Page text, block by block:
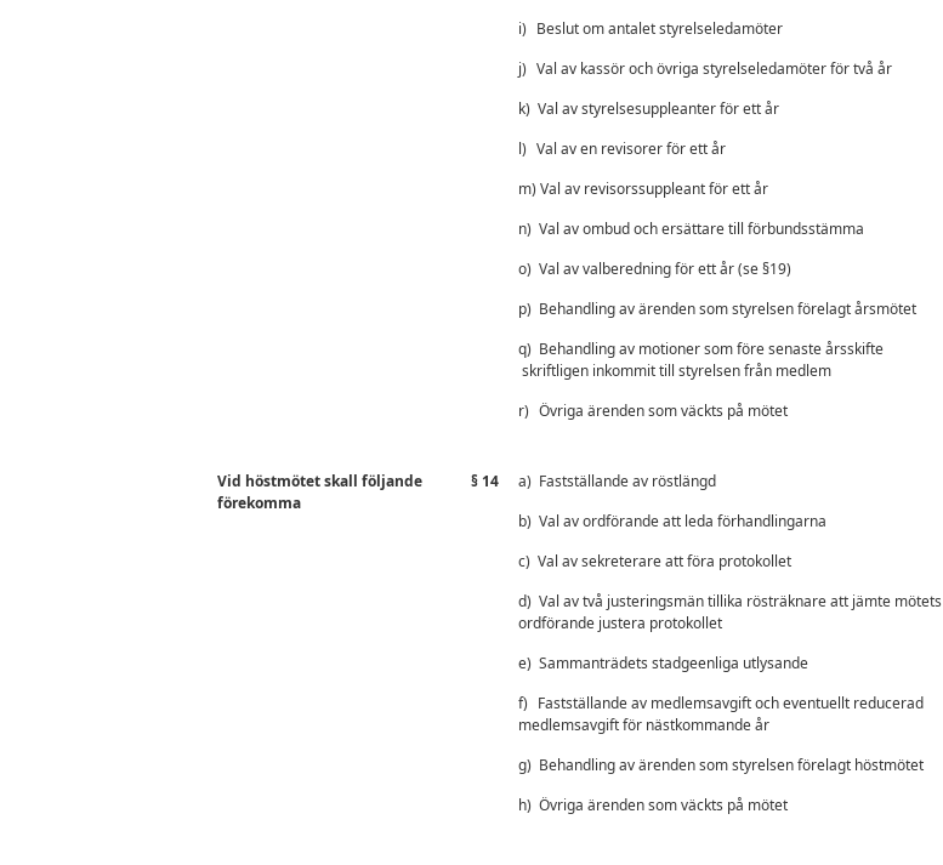
i) Beslut om antalet styrelseledamöter
j) Val av kassör och övriga styrelseledamöter för två år
k) Val av styrelsesuppleanter för ett år
l) Val av en revisorer för ett år
m) Val av revisorssuppleant för ett år
n) Val av ombud och ersättare till förbundsstämma
o) Val av valberedning för ett år (se §19)
p) Behandling av ärenden som styrelsen förelagt årsmötet
q) Behandling av motioner som före senaste årsskifte
skriftligen inkommit till styrelsen från medlem
r) Övriga ärenden som väckts på mötet
Vid höstmötet skall följande
förekomma
§ 14 a) Fastställande av röstlängd
b) Val av ordförande att leda förhandlingarna
c) Val av sekreterare att föra protokollet
d) Val av två justeringsmän tillika rösträknare att jämte mötets
ordförande justera protokollet
e) Sammanträdets stadgeenliga utlysande
f) Fastställande av medlemsavgift och eventuellt reducerad
medlemsavgift för nästkommande år
g) Behandling av ärenden som styrelsen förelagt höstmötet
h) Övriga ärenden som väckts på mötet